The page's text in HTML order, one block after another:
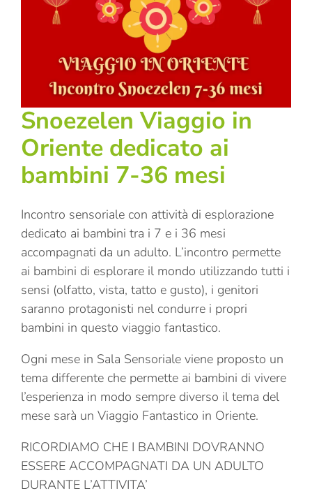
Snoezelen Viaggio in
Oriente dedicato ai
bambini 7-36 mesi
Incontro sensoriale con attività di esplorazione
dedicato ai bambini tra i 7 e i 36 mesi
accompagnati da un adulto. L’incontro permette
ai bambini di esplorare il mondo utilizzando tutti i
sensi (olfatto, vista, tatto e gusto), i genitori
saranno protagonisti nel condurre i propri
bambini in questo viaggio fantastico.
Ogni mese in Sala Sensoriale viene proposto un
tema differente che permette ai bambini di vivere
l’esperienza in modo sempre diverso il tema del
mese sarà un Viaggio Fantastico in Oriente.
RICORDIAMO CHE I BAMBINI DOVRANNO
ESSERE ACCOMPAGNATI DA UN ADULTO
DURANTE L’ATTIVITA’